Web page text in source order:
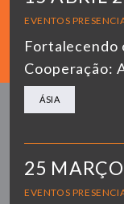
EVENTOS
Fortalecendo
Cooperação:
ÁSIA
25
EVENTOS